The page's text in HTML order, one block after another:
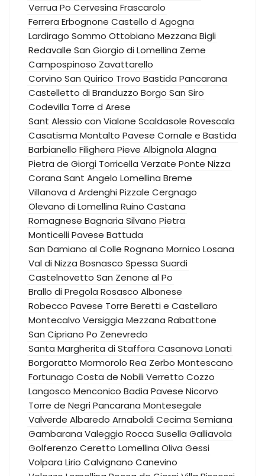
Verrua Po Cervesina Frascarolo
Ferrera Erbognone Castello d Agogna
Lardirago Sommo Ottobiano Mezzana Bigli
Redavalle San Giorgio di Lomellina Zeme
Campospinoso Zavattarello
Corvino San Quirico Trovo Bastida Pancarana
Castelletto di Branduzzo Borgo San Siro
Codevilla Torre d Arese
Sant Alessio con Vialone Scaldasole Rovescala
Casatisma Montalto Pavese Cornale e Bastida
Barbianello Filighera Pieve Albignola Alagna
Pietra de Giorgi Torricella Verzate Ponte Nizza
Corana Sant Angelo Lomellina Breme
Villanova d ArdenghiPizzale Cergnago
Olevano di Lomellina Ruino Castana
Romagnese Bagnaria Silvano Pietra
Monticelli Pavese Battuda
San Damiano al Colle Rognano Mornico Losana
Val di Nizza Bosnasco Spessa Suardi
Castelnovetto San Zenone al Po
Brallo di Pregola Rosasco Albonese
Robecco Pavese Torre Beretti e Castellaro
Montecalvo Versiggia Mezzana Rabattone
San Cipriano Po Zenevredo
Santa Margherita di Staffora Casanova Lonati
Borgoratto Mormorolo Rea Zerbo Montescano
Fortunago Costa de NobiliVerretto Cozzo
Langosco Menconico Badia Pavese Nicorvo
Torre de NegriPancarana Montesegale
Valverde Albaredo ArnaboldiCecima Semiana
Gambarana Valeggio Rocca Susella Galliavola
Golferenzo Ceretto Lomellina Oliva Gessi
Volpara Lirio Calvignano Canevino